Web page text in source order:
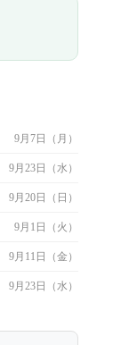
9月7日（月）
9月23日（水）
9月20日（日）
9月1日（火）
9月11日（金）
9月23日（水）